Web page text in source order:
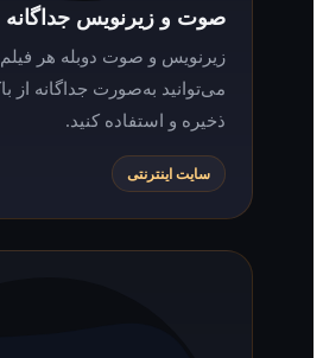
صوت و زیرنویس جداگانه
زیرنویس و صوت دوبله هر فیلم و سریال را
می‌توانید به‌صورت جداگانه از باکس دانلود
ذخیره و استفاده کنید.
سایت اینترنتی